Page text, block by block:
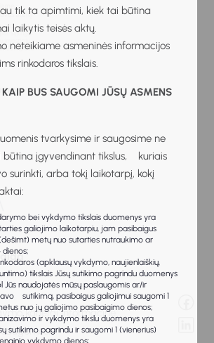
tik ta apimtimi, kiek tai būtina
laikytis teisės aktų.
neteikiame asmeninės informacijos
rinkodaros tikslais.
KAIP BUS SAUGOMI JŪSŲ ASMENS
tvarkysime ir saugosime ne
būtina įgyvendinant tikslus, kuriais
surinkti, arba tokį laikotarpį, kokį
bei vykdymo tikslais duomenys yra
galiojimo laikotarpiu, jam pasibaigus
metų nuo sutarties nutraukimo ar
(apklausų vykdymo, naujienlaiškių,
tikslais Jūsų sutikimo pagrindu duomenys
Jūs naudojatės mūsų paslaugomis ar/ir
sutikimą, pasibaigus galiojimui saugomi 1
nuo jų galiojimo pasibaigimo dienos;
ir vykdymo tikslu duomenys yra
sutikimo pagrindu ir saugomi 1 (vienerius)
vykdymo dienos;
karjerai informacinė